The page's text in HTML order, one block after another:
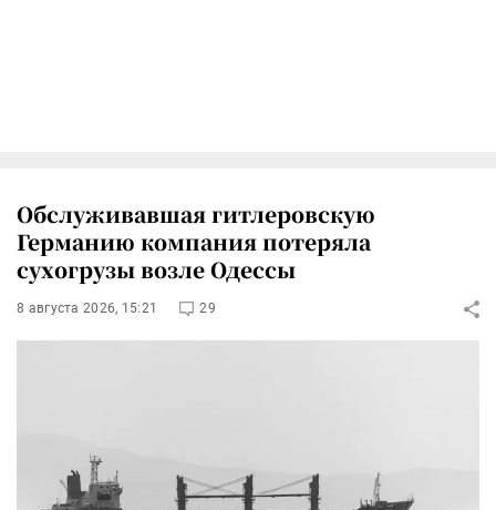
Обслуживавшая гитлеровскую
Германию компания потеряла
сухогрузы возле Одессы
8 августа 2026, 15:21 29